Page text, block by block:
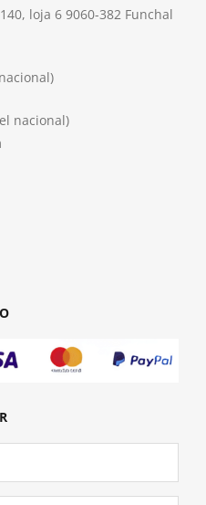
loja 6 9060-382 Funchal
nacional)